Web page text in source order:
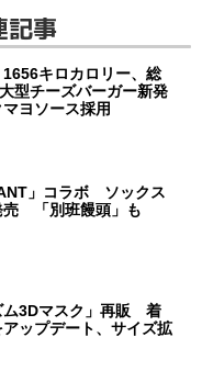
記事
1656キロカロリー、総
型チーズバーガー新発
ヨソース採用
」コラボ ソックス
売 「別班饅頭」も
ム3Dマスク」再販 着
ップデート、サイズ拡